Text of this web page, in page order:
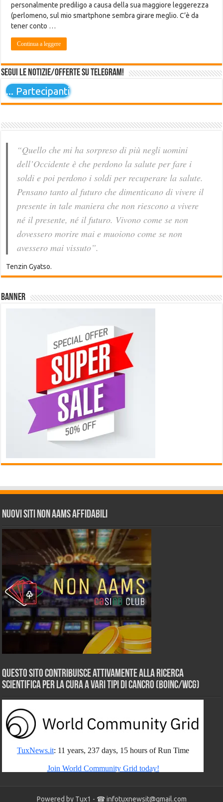
personalmente prediligo a causa della sua maggiore leggerezza
(perlomeno, sul mio smartphone sembra girare meglio. C’è da
tener conto …
Continua a leggere
Segui le notizie/offerte su Telegram!
... Partecipanti
“Quello che mi ha sorpreso di più negli uomini
dell’Occidente è che perdono la salute per fare i
soldi e poi perdono i soldi per recuperare la salute.
Pensano tanto al futuro che dimenticano di vivere il
presente in tale maniera che non riescono a vivere
né il presente, né il futuro. Vivono come se non
dovessero morire mai e muoiono come se non
avessero mai vissuto”.
Tenzin Gyatso.
Banner
Nuovi siti non AAMS affidabili
Questo sito contribuisce attivamente alla ricerca
scientifica per la cura a vari tipi di Cancro (BOINC/WCG)
Powered by Tux1 - ☎infotuxnewsit@gmail.com